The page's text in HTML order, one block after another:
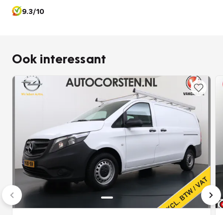
veiligheidssystemen.
9.3/10
Ook interessant